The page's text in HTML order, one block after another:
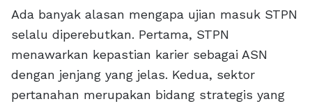
Ada banyak alasan mengapa ujian masuk STPN
selalu diperebutkan. Pertama, STPN
menawarkan kepastian karier sebagai ASN
dengan jenjang yang jelas. Kedua, sektor
pertanahan merupakan bidang strategis yang